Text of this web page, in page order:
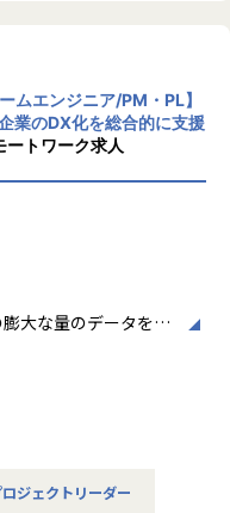
は「プロフェッショ
をミッションとして
門性を持った技術
た多様性のある高度
＆ローコストで提
争優位確保に貢献す
しております。
目指しています。理
社員全員が燃え続
的な貢献を果たす
ムエンジニア/PM・PL】
業のDX化を総合的に支援
ートワーク求人
大な量のデータを蓄
ォームの導入から実
ラットフォームの企
ジェクトリーダー